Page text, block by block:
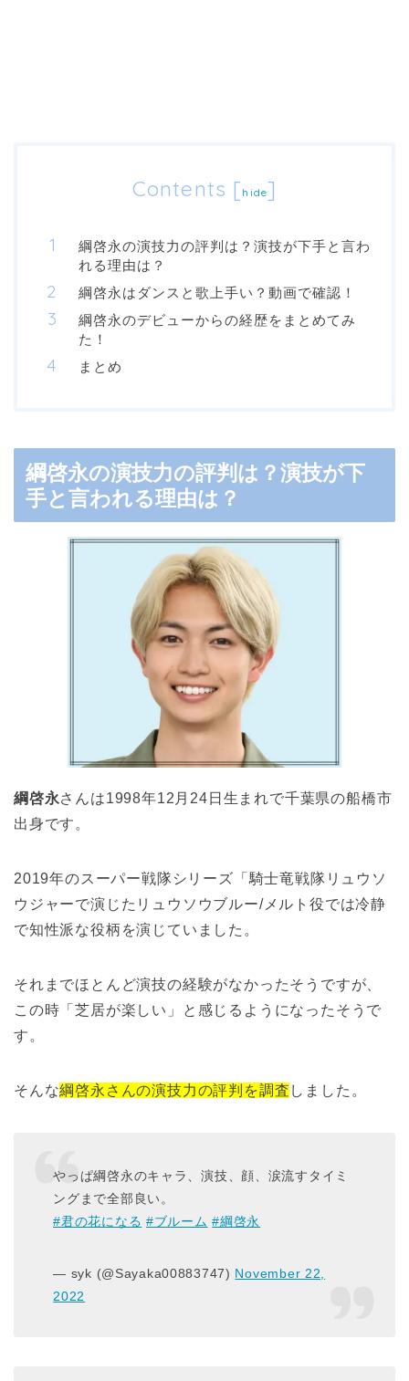
Contents [ hide]
綱啓永の演技力の評判は？演技が下手と言わ
れる理由は？
綱啓永はダンスと歌上手い？動画で確認！
綱啓永のデビューからの経歴をまとめてみ
た！
まとめ
綱啓永の演技力の評判は？演技が下
手と言われる理由は？
綱啓永さんは1998年12月24日生まれで千葉県の船橋市
出身です。
2019年のスーパー戦隊シリーズ「騎士竜戦隊リュウソ
ウジャーで演じたリュウソウブルー/メルト役では冷静
で知性派な役柄を演じていました。
それまでほとんど演技の経験がなかったそうですが、
この時「芝居が楽しい」と感じるようになったそうで
す。
そんな綱啓永さんの演技力の評判を調査 しました。
やっぱ綱啓永のキャラ、演技、顔、涙流すタイミ
ングまで全部良い。
#君の花になる #ブルーム #綱啓永
— syk (@Sayaka00883747) November 22,
2022